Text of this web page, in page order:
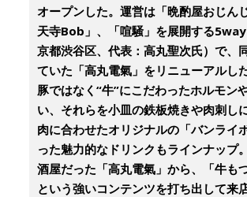
オープンした。運営は「晩酌屋おじん
天寺Bob」、「喧騒」を展開する
京都渋谷区、代表：高丸聖次氏）で、
ていた「高丸電氣」をリニューアルし
豚ではなく“牛”にこだわったホルモン
い、それらを小皿の鉄板焼きや肉刺し
肉に合わせたオリジナルの「バンライ
った魅力的なドリンクもラインナップ
酒屋だった「高丸電氣」から、「牛も
という強いコンテンツを打ち出して来